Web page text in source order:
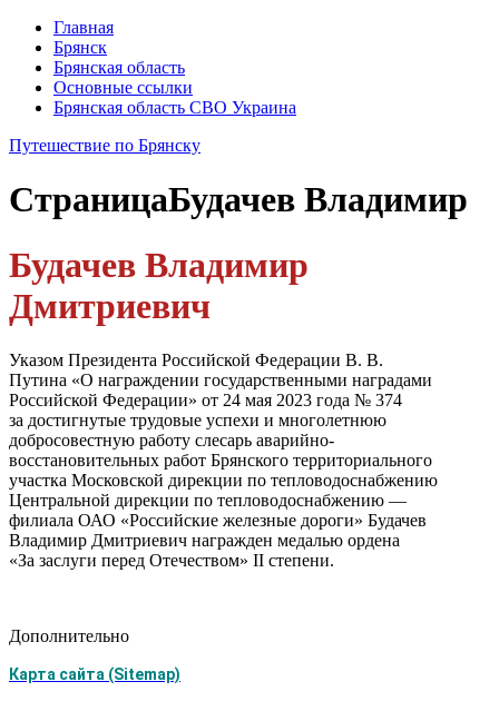
Главная
Брянск
Брянская область
Основные ссылки
Брянская область СВО Украина
Путешествие по Брянску
СтраницаБудачев Владимир
Будачев Владимир
Дмитриевич
Указом Президента Российской Федерации В. В.
Путина «О награждении государственными наградами
Российской Федерации» от 24 мая 2023 года № 374
за достигнутые трудовые успехи и многолетнюю
добросовестную работу слесарь аварийно-
восстановительных работ Брянского территориального
участка Московской дирекции по тепловодоснабжению
Центральной дирекции по тепловодоснабжению —
филиала ОАО «Российские железные дороги» Будачев
Владимир Дмитриевич награжден медалью ордена
«За заслуги перед Отечеством» II степени.
Дополнительно
Карта сайта (Sitemap)